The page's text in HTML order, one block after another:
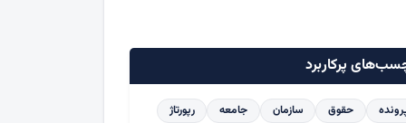
پرکاربرد
حقوق سازمان جامعه رپورتاژ